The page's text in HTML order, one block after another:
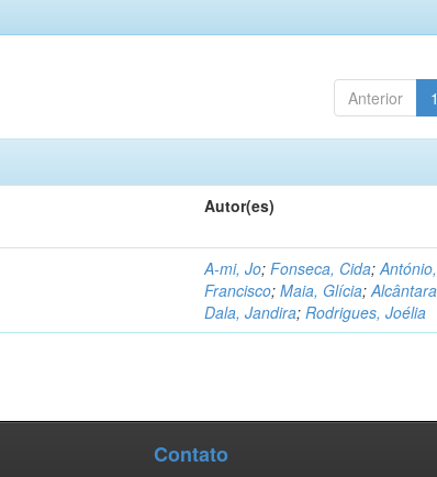
Anterior 1
Autor(es)
A-mi, Jo;Fonseca, Cida;
Francisco;Maia, Glícia;
Dala, Jandira;Rodrigues, Joélia
Contato